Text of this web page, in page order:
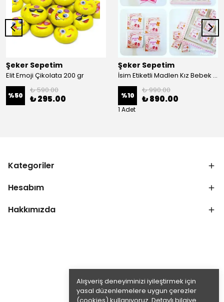
Alışveriş deneyiminizi iyileştirmek için
yasal düzenlemelere uygun çerezler
Şeker Sepetim
Elit Emoji Çikolata 200 gr
%50
₺ 590.00
₺ 295.00
Şeker Sepetim
İsim Etiketli Madlen Kız Bebek Çikolatası 48 AdetKutulu Madlen EC25
%10
₺ 990.00
₺ 890.00
1 Adet
Kategoriler
Hesabım
Hakkımızda